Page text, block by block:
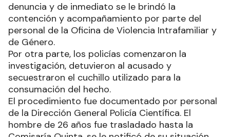
denuncia y de inmediato se le brindó la
contención y acompañamiento por parte del
personal de la Oficina de Violencia Intrafamiliar y
de Género.
Por otra parte, los policías comenzaron la
investigación, detuvieron al acusado y
secuestraron el cuchillo utilizado para la
consumación del hecho.
El procedimiento fue documentado por personal
de la Dirección General Policía Científica. El
hombre de 26 años fue trasladado hasta la